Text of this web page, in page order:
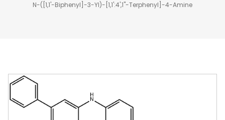
N-([1,1'-Biphenyl]-3-Yl)-[1,1':4',1''-Terphenyl]-4-Amine